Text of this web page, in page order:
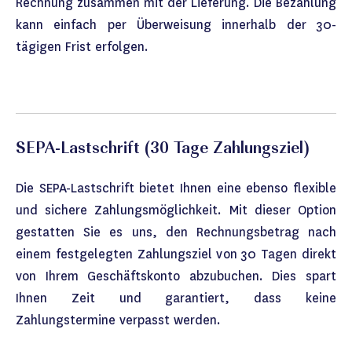
kann einfach per Überweisung innerhalb der 30-
tägigen Frist erfolgen.
SEPA-Lastschrift (30 Tage Zahlungsziel)
Die SEPA-Lastschrift bietet Ihnen eine ebenso flexible
und sichere Zahlungsmöglichkeit. Mit dieser Option
gestatten Sie es uns, den Rechnungsbetrag nach
einem festgelegten Zahlungsziel von 30 Tagen direkt
von Ihrem Geschäftskonto abzubuchen. Dies spart
Ihnen Zeit und garantiert, dass keine
Zahlungstermine verpasst werden.